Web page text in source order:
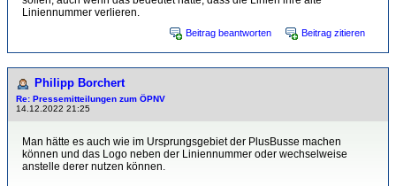
Liniennummer verlieren.
Beitrag beantworten Beitrag zitieren
Philipp Borchert
Re: Pressemitteilungen zum ÖPNV
14.12.2022 21:25
Man hätte es auch wie im Ursprungsgebiet der PlusBusse machen
können und das Logo neben der Liniennummer oder wechselweise
anstelle derer nutzen können.